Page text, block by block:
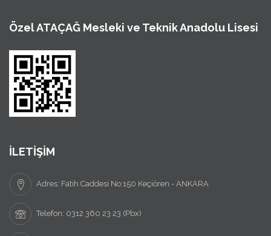
Özel ATAÇAĞ Mesleki ve Teknik Anadolu Lisesi
İLETİŞİM
Adres: Fatih Caddesi No:150 Keçiören - ANKARA
Telefon: 0312 360 23 23 (Pbx)